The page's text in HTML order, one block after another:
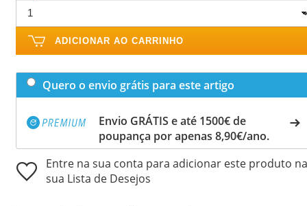
ADICIONAR AO CARRINHO
Quero o envio grátis para este artigo
Envio GRÁTIS e até 1500€ de
poupança por apenas 8,90€/ano.
Entre na sua conta para adicionar este produto na
sua Lista de Desejos